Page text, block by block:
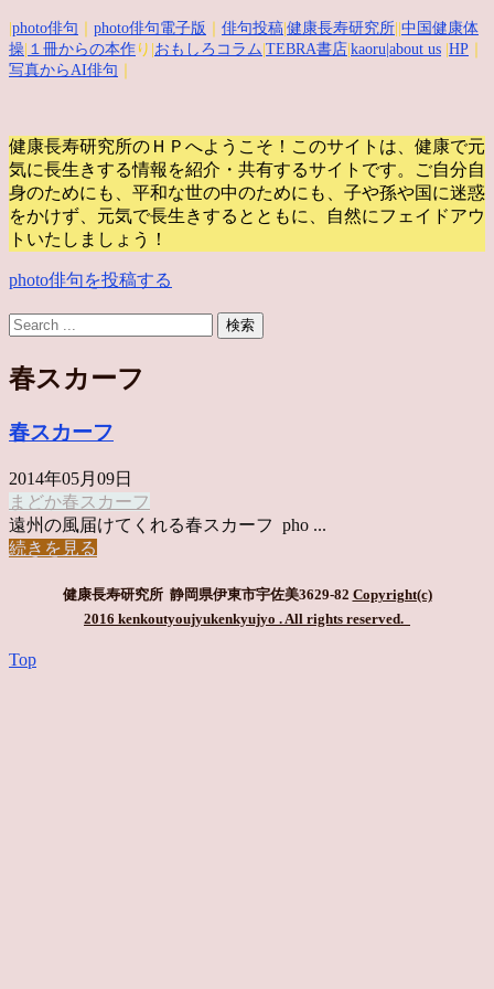
photo俳句 photo俳句電子版 俳句投稿 健康長寿研究所 中国健康体
操 １冊からの本作 り| おもしろコラム TEBRA書店 kaoru |about us HP
写真からAI俳句
健康長寿研究所のＨＰへようこそ！このサイトは、健康で元
気に長生きする情報を紹介・共有するサイトです。
ご自分自
身のためにも、平和な世の中のためにも、子や孫や国に迷惑
をかけず、元気で長生きするとともに、自然にフェイドアウ
トいたしましょう！
photo俳句を投稿する
春スカーフ
春スカーフ
2014年05月09日
まどか春スカーフ
遠州の風届けてくれる春スカーフ pho ...
続きを見る
健康長寿研究所 静岡県伊東市宇佐美3629-82 Copyright(c)
2016 kenkoutyoujyukenkyujyo . All rights reserved.
Top